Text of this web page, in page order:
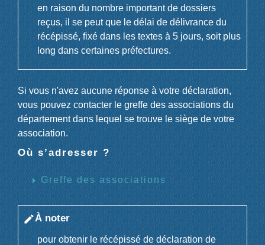
en raison du nombre important de dossiers
reçus, il se peut que le délai de délivrance du
récépissé, fixé dans les textes à 5 jours, soit plus
long dans certaines préfectures.
Si vous n'avez aucune réponse à votre déclaration,
vous pouvez contacter le greffe des associations du
département dans lequel se trouve le siège de votre
association.
Où s’adresser ?
arrow_rightGreffe des associations
editÀ noter
pour obtenir le récépissé de déclaration de